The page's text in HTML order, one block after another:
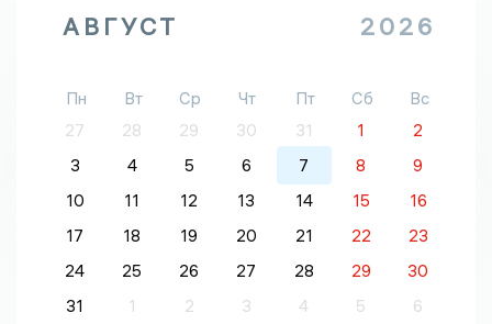
АВГУСТ 2026
Пн Вт Ср Чт Пт Сб
Вс
27
28 29 30 31 1
2
3
4 5 6 7 8
9
10
11 12 13 14 15
16
17
18 19 20 21 22
23
24
25 26 27 28 29
30
31
1 2 3 4 5 6